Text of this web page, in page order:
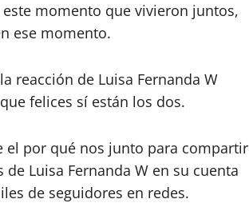
momento que vivieron juntos,
ese momento.
reacción de Luisa Fernanda W
felices sí están los dos.
el por qué nos junto para compartir
Luisa Fernanda W en su cuenta
de seguidores en redes.